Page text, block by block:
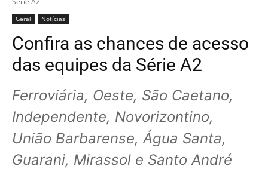
Geral Notícias
Confira as chances de acesso
das equipes da Série A2
Ferroviária, Oeste, São Caetano,
Independente, Novorizontino,
União Barbarense, Água Santa,
Guarani, Mirassol e Santo André